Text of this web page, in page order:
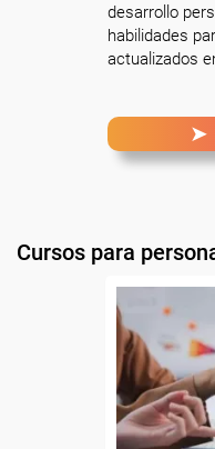
desarrollo
habilidades
actualizados
➤
Cursos para